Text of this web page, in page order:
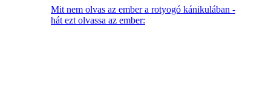
Mit nem olvas az ember a rotyogó kánikulában -
hát ezt olvassa az ember: